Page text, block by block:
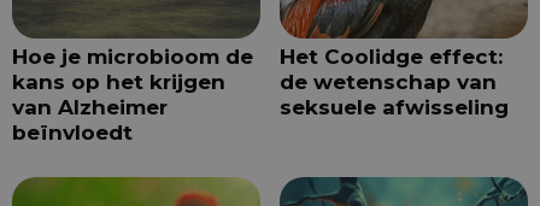
Hoe je microbioom de
kans op het krijgen
van Alzheimer
beïnvloedt
Het Coolidge effect:
de wetenschap van
seksuele afwisseling